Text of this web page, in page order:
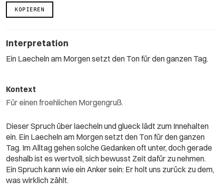
KOPIEREN
Interpretation
Ein Laecheln am Morgen setzt den Ton für den ganzen Tag.
Kontext
Für einen froehlichen Morgengruß.
Dieser Spruch über laecheln und glueck lädt zum Innehalten
ein. Ein Laecheln am Morgen setzt den Ton für den ganzen
Tag. Im Alltag gehen solche Gedanken oft unter, doch gerade
deshalb ist es wertvoll, sich bewusst Zeit dafür zu nehmen.
Ein Spruch kann wie ein Anker sein: Er holt uns zurück zu dem,
was wirklich zählt.